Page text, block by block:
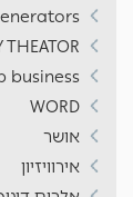
THEATOR
business
WORD
אושר
אירוויזיון